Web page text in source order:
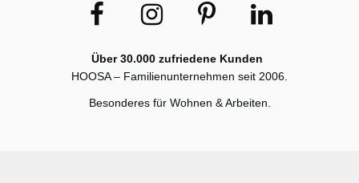
Über 30.000 zufriedene Kunden
HOOSA – Familienunternehmen seit 2006.
Besonderes für Wohnen & Arbeiten.